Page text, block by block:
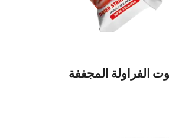
الفراولة المجففة